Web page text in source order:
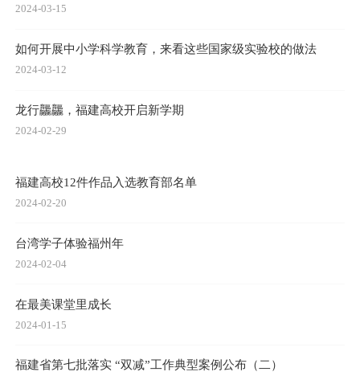
2024-03-15
如何开展中小学科学教育，来看这些国家级实验校的做法
2024-03-12
龙行龘龘，福建高校开启新学期
2024-02-29
福建高校12件作品入选教育部名单
2024-02-20
台湾学子体验福州年
2024-02-04
在最美课堂里成长
2024-01-15
福建省第七批落实 “双减”工作典型案例公布（二）